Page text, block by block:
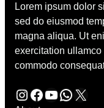
Lorem ipsum dolor
sed do eiusmod
magna aliqua. Ut
exercitation
commodo
Instagram Facebook YouTube WhatsApp X